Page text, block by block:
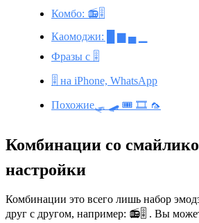
Комбо: 📻🎚️
Каомоджи: █ ▆ ▄ ▁
Фразы с 🎚️
🎚️ на iPhone, WhatsApp
Похожие🛷 🛹 🎟️ 🎞️ 🦟
Комбинации со
настройки
Комбинации это всего лишь набор
друг с другом, например: 📻🎚️ . Вы